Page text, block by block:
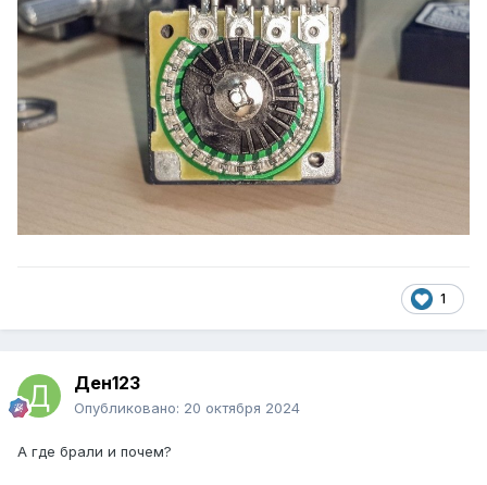
1
Ден123
Опубликовано: 20 октября 2024
А где брали и почем?